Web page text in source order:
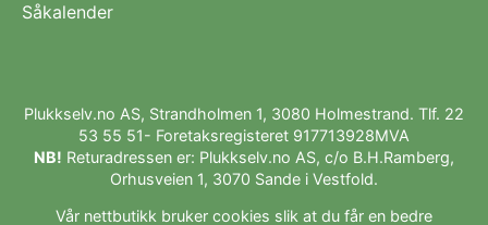
Såkalender
Plukkselv.no AS, Strandholmen 1, 3080 Holmestrand. Tlf. 22
53 55 51- Foretaksregisteret 917713928MVA
NB! Returadressen er: Plukkselv.no AS, c/o B.H.Ramberg,
Orhusveien 1, 3070 Sande i Vestfold.
Vår nettbutikk bruker cookies slik at du får en bedre